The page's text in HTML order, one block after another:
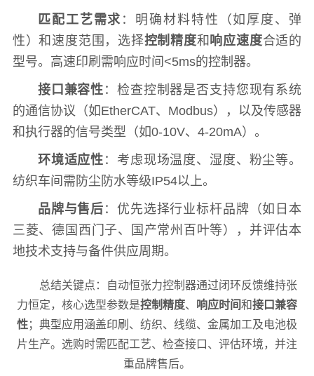
匹配工艺需求 ：明确材料特性（如厚度、弹
性）和速度范围，选择控制精度和 响应速度合适的
型号。高速印刷需响应时间<5ms的控制器。
接口兼容性 ：检查控制器是否支持您现有系统
的通信协议（如EtherCAT、Modbus），以及传感器
和执行器的信号类型（如0-10V、4-20mA）。
环境适应性 ：考虑现场温度、湿度、粉尘等。
纺织车间需防尘防水等级IP54以上。
品牌与售后 ：优先选择行业标杆品牌（如日本
三菱、德国西门子、国产常州百叶等），并评估本
地技术支持与备件供应周期。
总结关键点：自动恒张力控制器通过闭环反馈维持张
力恒定，核心选型参数是控制精度、 响应时间 和接口兼容
性；典型应用涵盖印刷、纺织、线缆、金属加工及电池极
片生产。选购时需匹配工艺、检查接口、评估环境，并注
重品牌售后。